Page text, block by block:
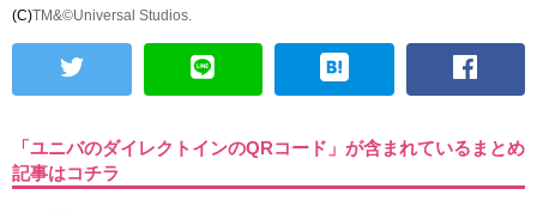
(C)TM&©Universal Studios.
「ユニバのダイレクトインのQRコード」が含まれているまとめ
記事はコチラ